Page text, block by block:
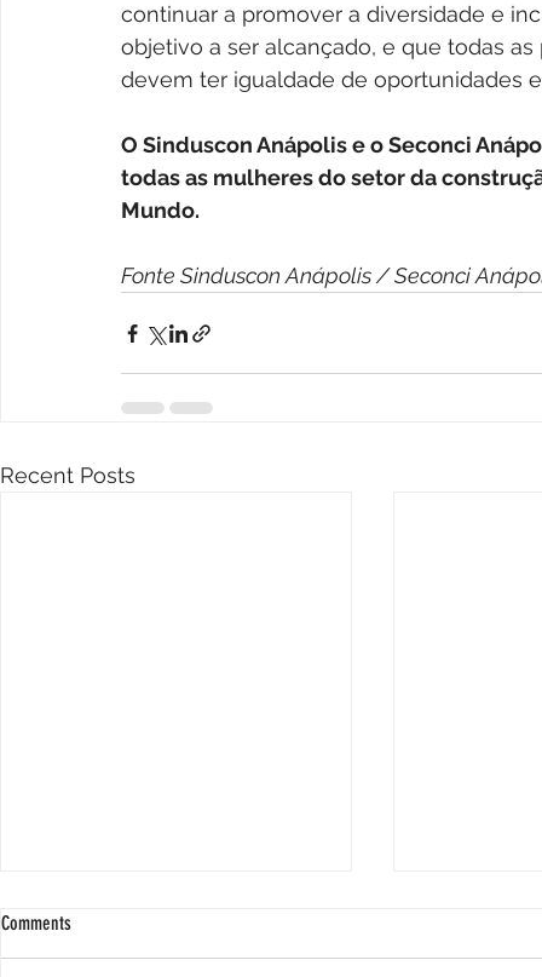
continuar a promover a diversidade e
objetivo a ser alcançado, e que todas
devem ter igualdade de oportunidades
O Sinduscon Anápolis e o Seconci
todas as mulheres do setor da
Mundo.
Fonte Sinduscon Anápolis / Seconci
Recent Posts
Comments